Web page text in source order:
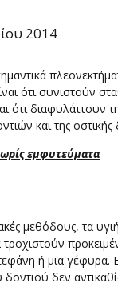
2014
ότι συνιστούν
ότι διαφυλάττουν
και της οστικής
εµφυτεύματα
μεθόδους, τα
ή μια γέφυρα.
δοντιού δεν